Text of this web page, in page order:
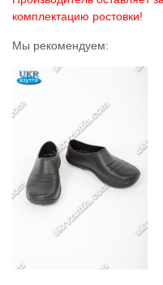
комплектацию ростовки!
Мы рекомендуем: